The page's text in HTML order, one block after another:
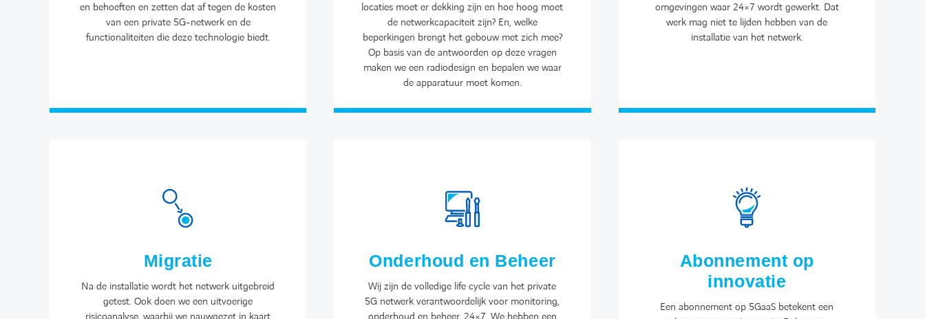
en behoeften en zetten dat af tegen de kosten
van een private 5G-netwerk en de
functionaliteiten die deze technologie biedt.
locaties moet er dekking zijn en hoe hoog moet
de netwerkcapaciteit zijn? En, welke
beperkingen brengt het gebouw met zich mee?
Op basis van de antwoorden op deze vragen
maken we een radiodesign en bepalen we waar
de apparatuur moet komen.
omgevingen waar 24×7 wordt gewerkt. Dat
werk mag niet te lijden hebben van de
installatie van het netwerk.
Migratie
Na de installatie wordt het netwerk uitgebreid
getest. Ook doen we een uitvoerige
Onderhoud en Beheer
Wij zijn de volledige life cycle van het private
5G netwerk verantwoordelijk voor monitoring,
Abonnement op
innovatie
Een abonnement op 5GaaS betekent een